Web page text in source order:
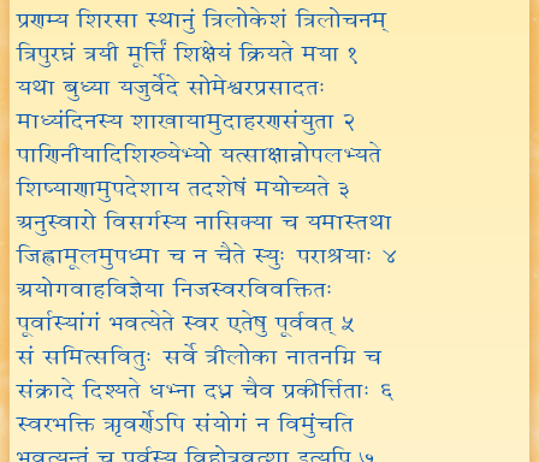
प्रणम्य शिरसा स्थानुं त्रिलोकेशं त्रिलोचनम्
त्रिपुरघ्नं त्रयी मूर्त्तिं शिक्षेयं क्रियते मया १
यथा बुध्या यजुर्वेदे सोमेश्वरप्रसादतः
माध्यंदिनस्य शाखायामुदाहरणसंयुता २
पाणिनीयादिशिख्येभ्यो यत्साक्षान्नोपलभ्यते
शिष्याणामुपदेशाय तदशेषं मयोच्यते ३
अनुस्वारो विसर्गस्य नासिक्या च यमास्तथा
जिह्वामूलमुपध्मा च न चैते स्युः पराश्रयाः ४
अयोगवाहविज्ञेया निजस्वरविवक्तितः
पूर्वास्यांगं भवत्येते स्वर एतेषु पूर्ववत् ५
सं समित्सवितुः सर्वे त्रीलोका नातनग्नि च
संक्रादे दिश्यते धभ्ना दध्न चैव प्रकीर्त्तिताः ६
स्वरभक्ति ऋवर्णेऽपि संयोगं न विमुंचति